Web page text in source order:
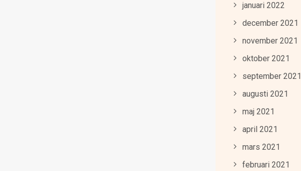
januari 2022
december 2021
november 2021
oktober 2021
september 2021
augusti 2021
maj 2021
april 2021
mars 2021
februari 2021